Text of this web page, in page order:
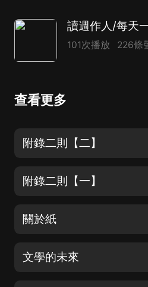
明，)名系作，仁二字，與鄙名
系筆誤，特此聲明，請予更正
朋友來信大都說及這件事，好像
容，真相信了，信里表示慨歎
來窖藏已經掘得乎。這位朋友
讀週作人/每天
101次播放 226條
查看更多
附錄二則【二】
附錄二則【一】
關於紙
文學的未來